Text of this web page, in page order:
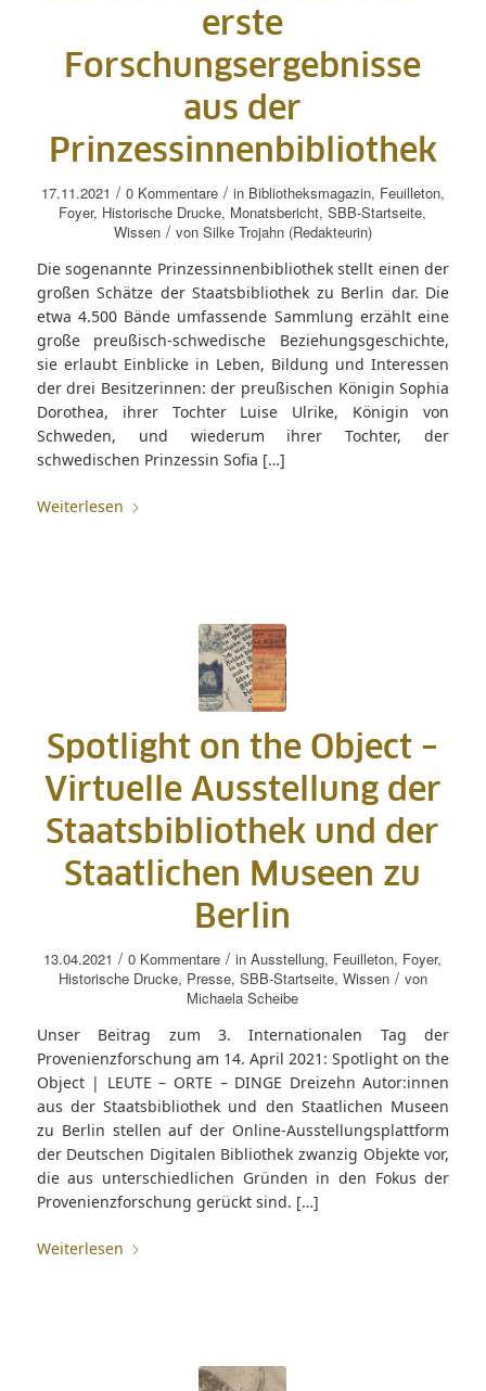
erste
Forschungsergebnisse
aus der
Prinzessinnenbibliothek
17.11.2021 / 0 Kommentare / in Bibliotheksmagazin, Feuilleton,
Foyer, Historische Drucke, Monatsbericht,SBB-Startseite,
Wissen / von Silke Trojahn (Redakteurin)
Die sogenannte Prinzessinnenbibliothek stellt einen der
großen Schätze der Staatsbibliothek zu Berlin dar. Die
etwa 4.500 Bände umfassende Sammlung erzählt eine
große preußisch-schwedische Beziehungsgeschichte,
sie erlaubt Einblicke in Leben, Bildung und Interessen
der drei Besitzerinnen: der preußischen Königin Sophia
Dorothea, ihrer Tochter Luise Ulrike, Königin von
Schweden, und wiederum ihrer Tochter, der
schwedischen Prinzessin Sofia […]
Weiterlesen
Spotlight on the Object –
Virtuelle Ausstellung der
Staatsbibliothek und der
Staatlichen Museen zu
Berlin
13.04.2021 / 0 Kommentare / inAusstellung, Feuilleton, Foyer,
Historische Drucke, Presse, SBB-Startseite, Wissen / von
Michaela Scheibe
Unser Beitrag zum 3. Internationalen Tag der
Provenienzforschung am 14. April 2021: Spotlight on the
Object | LEUTE – ORTE – DINGE Dreizehn Autor:innen
aus der Staatsbibliothek und den Staatlichen Museen
zu Berlin stellen auf der Online-Ausstellungsplattform
der Deutschen Digitalen Bibliothek zwanzig Objekte vor,
die aus unterschiedlichen Gründen in den Fokus der
Provenienzforschung gerückt sind. […]
Weiterlesen